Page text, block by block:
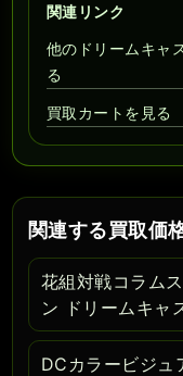
関連リンク
他のドリームキャ
る
買取カートを見る
関連する買取価
花組対戦コラム
ン ドリームキャ
DCカラービジュ